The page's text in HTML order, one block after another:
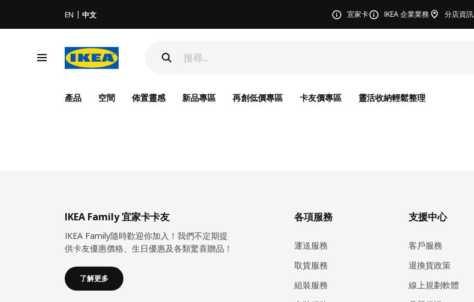
EN 中文 宜家卡 IKEA 企業業務 分店資訊
產品 空間 佈置靈感 新品專區 再創低價專區 卡友價專區 靈活收納輕鬆整理
IKEA Family 宜家卡卡友
IKEA Family隨時歡迎你加入！我們不定期提
供卡友優惠價格、生日優惠及各類驚喜贈品！
了解更多
各項服務
運送服務
取貨服務
組裝服務
支援中心
客戶服務
退換貨政策
線上規劃軟體